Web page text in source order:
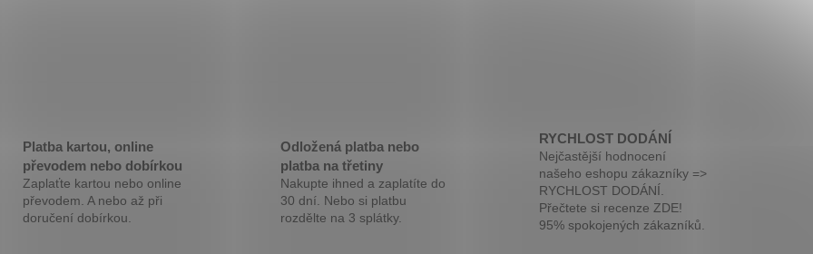
M
A
Platba kartou, online
převodem nebo dobírkou
Zaplaťte kartou nebo online
převodem. A nebo až při
doručení dobírkou.
Odložená platba nebo
platba na třetiny
Nakupte ihned a zaplatíte do
30 dní. Nebo si platbu
rozdělte na 3 splátky.
RYCHLOST DODÁNÍ
Nejčastější hodnocení
našeho eshopu zákazníky =>
RYCHLOST DODÁNÍ.
Přečtete si recenze ZDE!
95% spokojených zákazníků.